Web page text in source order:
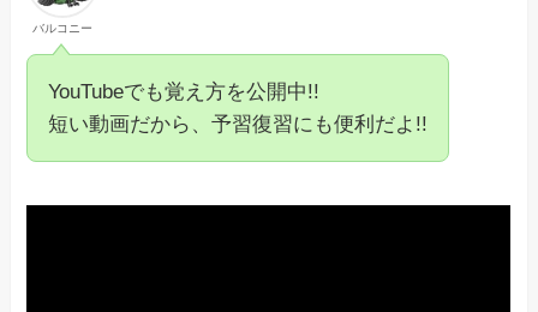
バルコニー
YouTubeでも覚え方を公開中!!
短い動画だから、予習復習にも便利だよ!!